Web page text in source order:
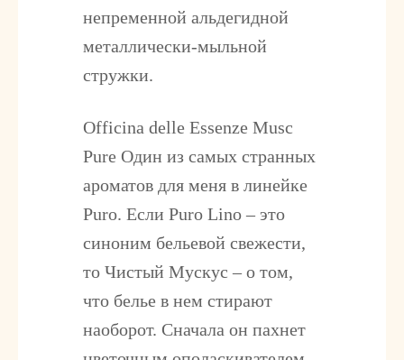
непременной альдегидной
металлически-мыльной
стружки.
Officina delle Essenze Musc
Pure Один из самых странных
ароматов для меня в линейке
Puro. Если Puro Lino – это
синоним бельевой свежести,
то Чистый Мускус – о том,
что белье в нем стирают
наоборот. Сначала он пахнет